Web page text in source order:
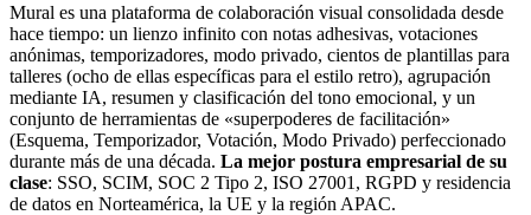
Mural es una plataforma de colaboración visual consolidada desde
hace tiempo: un lienzo infinito con notas adhesivas, votaciones
anónimas, temporizadores, modo privado, cientos de plantillas para
talleres (ocho de ellas específicas para el estilo retro), agrupación
mediante IA, resumen y clasificación del tono emocional, y un
conjunto de herramientas de «superpoderes de facilitación»
(Esquema, Temporizador, Votación, Modo Privado) perfeccionado
durante más de una década. La mejor postura empresarial de su
clase: SSO, SCIM, SOC 2 Tipo 2, ISO 27001, RGPD y residencia
de datos en Norteamérica, la UE y la región APAC.